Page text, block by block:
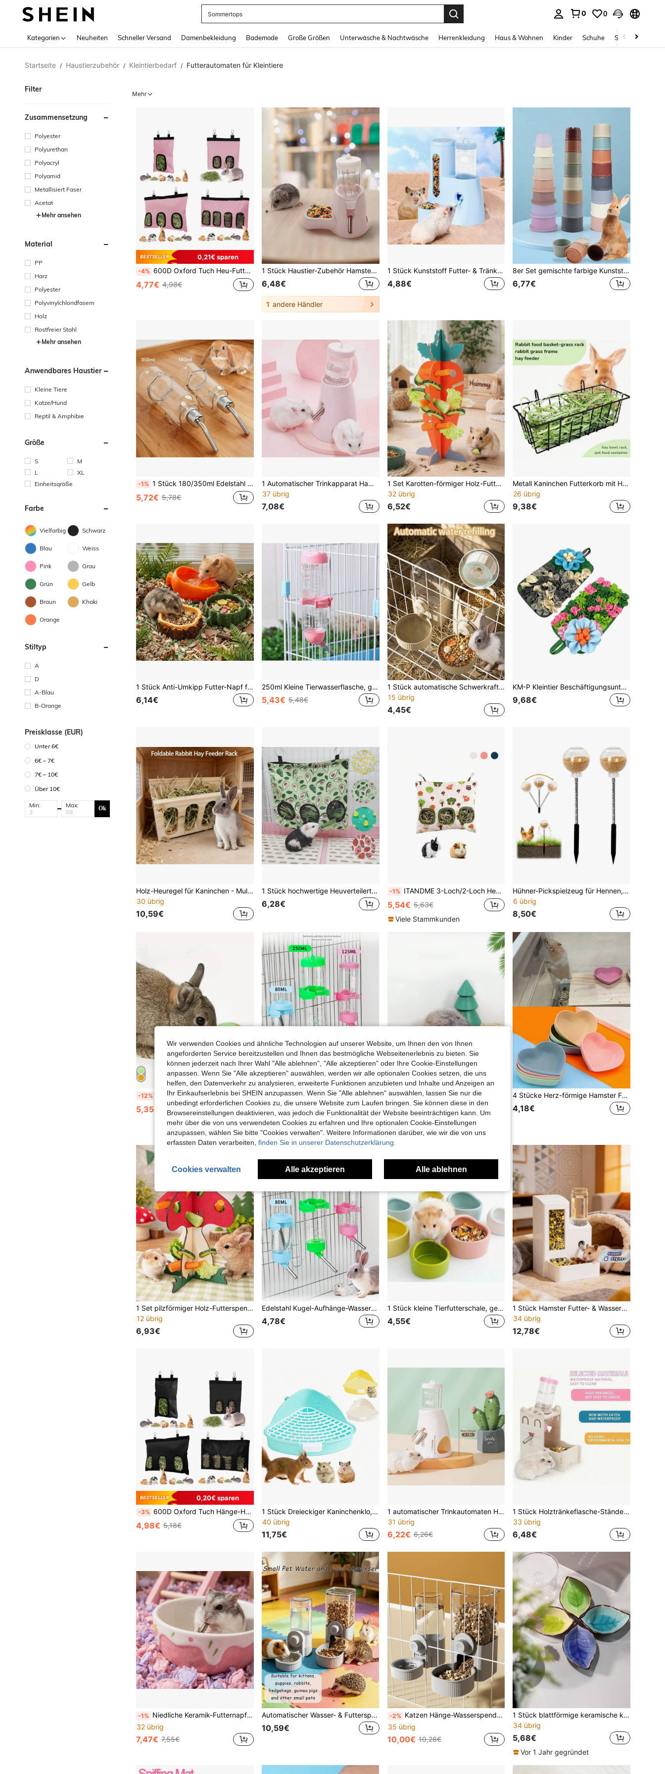
Sommertops
0 0
Kategorien Neuheiten Schneller Versand Damenbekleidung Bademode Große Größen Unterwäsche & Nachtwäsche Herrenkleidung Haus & Wohnen Kinder Schuhe Schmuck &
Startseite / Haustierzubehör / Kleintierbedarf / Futterautomaten für Kleintiere
Filter
Zusammensetzung
Polyester
Polyurethan
Polyacryl
Polyamid
Metallisiert Faser
Acetat
Mehr ansehen
Material
PP
Harz
Polyester
Polyvinylchloridfasern
Holz
Rostfreier Stahl
Mehr ansehen
Anwendbares Haustier
Kleine Tiere
Katze/Hund
Reptil & Amphibie
Größe
S
M
L
XL
Einheitsgröße
Farbe
Vielfarbig Schwarz
Blau Weiss
Pink Grau
Grün Gelb
Braun Khaki
Orange
Stiltyp
A
D
A-Blau
B-Orange
Preisklasse (EUR)
Unter 6€
6€ – 7€
7€ – 10€
Über 10€
Min: Max: Ok
Mehr
0,21€ sparen
-4% 600D Oxford Tuch Heu-Futternapf für Kaninchen, rosa Farbe, hängender Stil Heu-Aufbewahrungstasche geeignet für Kaninchen, Hamster und andere Kleintiere
4,77€ 4,98€
1 Stück Haustier-Zubehör Hamster Tränke Futter-Brunnen für Kleintiere, Hamster Wasserflasche Halter
6,48€
1 andere Händler
1 Stück Kunststoff Futter- & Tränkeautomat, geeignet für Hamster, Vögel, 2-in-1 automatisch, auslaufsicher, großes Fassungsvermögen, leises Design, bissresistent, abnehmbar und einfach zu reinigen, Schwerkraft-Design
4,88€
8er Set gemischte farbige Kunststoff-Stapelbecher - kognitives sensorisches Stapelspielzeug geeignet für Kaninchen, Hamster, kleine Haustiere, interaktives Intelligenzspiel mit Snackbecher-Funktion, Indoor-Spiel, perfekt als Oster- und Frühlingsgeschenk
6,77€
-1% 1 Stück 180/350ml Edelstahl Kugel Hänge Wasserflasche, automatischer Tiertränker, auslaufsicher leises Trinknapf, geeignet für Hamster, Kaninchen, Katzen, Hunde, käfigmontiertes tragbares Haustierzubehör
5,72€ 5,78€
1 Automatischer Trinkapparat Hamster Wasserflasche mit dreidimensionalen Kleintierwasserflasche, Hängend Automatischer Kleintiertränker, Versteckter Raum, Auslaufsicher
37 übrig
7,08€
1 Set Karotten-förmiger Holz-Futterständer für Haustiere, Gemüse-Futterständer für kleine Tiere, Kaninchen/Meerschweinchen interaktiver Snack-Ständer, Futterspender, Gemüse/Heu/Blatt-Fütterungsständer, dekorative Fütterungsvorrichtung für Kleintiere, abnehmbarer Gemüseständer, Fütterungszubehör für Kleintiere, Geschenk für Haustierbesitzer
32 übrig
6,52€
Metall Kaninchen Futterkorb mit Heuraufe, Gitterdesign - Erhöhte Heuraufe für Kleintiere, robuster Käfig mit auslaufsicherer Konstruktion für einfache Reinigung, Fütterungsstation für Haustiere | zylindrischer Drahtrahmen | stabile und robuste Struktur, Kaninchenfutterkrippe
26 übrig
9,38€
1 Stück Anti-Umkipp Futter-Napf für Kleintiere, auslaufsicher PVC Futter- und Wasserschale, dekorativer Futternapf geeignet für Hamster, Kaninchen und Meerschweinchen, passend für Käfigumgebung
6,14€
250ml Kleine Tierwasserflasche, geeignet für kleine Haustiere/Kaninchen/Frettchen/Hamster/Meerschweinchen, Hamster Wasserspender, bissfeste Kaninchen-Eichhörnchen-Näpfe, Haustierzubehör, Käfig-Accessoires
5,43€ 5,48€
1 Stück automatische Schwerkraft-Haustier-Wasserflasche & Futterspender, geeignet für kleine Tiere wie Kaninchen, Meerschweinchen, Hase, Frettchen, Welpen, Katzen, platzsparende auslaufsichere abnehmbare Trink- & Fressschale, käfigmontierte Trink- & Fressstation, Premium-Käfigzubehör
15 übrig
4,45€
KM-P Kleintier Beschäftigungsunterlage, geeignet für Kaninchen, Igel, Meerschweinchen, mit süßem Blumenmuster, Beschäftigungsfutter Pad
9,68€
Holz-Heuregel für Kaninchen - Multifunktionale Futtertroge, geeignet für Kaninchen, Meerschweinchen und andere kleine Haustiere
30 übrig
10,59€
1 Stück hochwertige Heuverteilertasche aus Oxfordgewebe mit Avocado-/Erdbeere-/Bananen-Muster mit Metallverschluss, geeignet für Hamster, Kaninchen und andere kleine Haustiere, hält den Käfig sauber und verhindert Heuverschwendung, verschiedene Muster und Farben erhältlich, ganzjährige Verwendung
6,28€
-1% ITANDME 3-Loch/2-Loch Heu-Futternapf für Kaninchen, bissfest, Meerschweinchen Heu-Aufbewahrungstasche - große Kapazität, leicht zu reinigen - süßes Design, Fütterungstasche für Kleintiere geeignet für Meerschweinchen, Kaninchen usw.
5,54€ 5,63€
Viele Stammkunden
Hühner-Pickspielzeug für Hennen, Geflügel, Enten und Papageien - interaktive Schaukel-Futterstation mit Feder und Bodenstab; Feder-Aktions-Puzzlespielzeug für Küken; geeignet als Stallzubehör und Futterstationen für Käfig- oder Freilandhühner
6 übrig
8,50€
-12% Grün/Gelb/Blau Kleintier Spielzeugball, Kaninchen Leckerli Ball, Langsamer Futterspender, Kaninchen Langsamer Futterspender, Meerschweinchen Zuckergleiter Puzzle Spielzeug Karotten Muster Ball Haustier Futterspender auslaufsicher, Kleintier Leckerli Ball, Kaninchen Futterball, Haustier Nagetier Zubehör
5,35€ 6,08€
Edelstahl Anti-Leck Kugellager Wasserspender, Hängende Wasserflasche - (Zufällige Farbe) - Um Ihre Haustiere zu hydratisieren - Leuchtende Farben, langanhaltend und einfach zu reinigen, geeignet für Hamster, Kaninchen und andere Kleintiere
4,88€
1 andere Händler
39 übrig
4,88€
4 Stücke Herz-förmige Hamster Futter Schüssel & Wasser Tasse - Robustes Kunststoff Anti-Kipp Design, Mehrfarbige Optionen geeignet für Kaninchen, Rennmäuse, Katzen, Hunde - Kleine Haustier Futter Schüssel & Wasser Spender, Hamster Zubehör, Lebendige Haustier Artikel, Leicht zu reinigende Materialien, Haustier Futter, Kleine Haustier Zubehör, Hamster Futter Schüssel, Meerschweinchen Zubehör
4,18€
1 Set pilzförmiger Holz-Futterspender für Haustiere, geeignet für Kaninchen/Meerschweinchen/Hamster/Katzen, dekorative Fütterungseinrichtung für kleine Haustiere, interaktive Fütterungsstation, Gemüse-/Heu-/Blatt-Fütterungsständer, abnehmbarer Gemüseständer, Fütterungszubehör für kleine Tiere, perfektes Geschenk für Haustierbesitzer
12 übrig
6,93€
Edelstahl Kugel-Aufhänge-Wasserflasche/Wasserspender für Ihr Haustier (zufällige Farbe) - Auslaufsicher, leuchtende Farben, langanhaltend und leicht zu reinigen, geeignet für kleine Haustiere wie Hamster, Kaninchen, etc.
4,78€
1 Stück kleine Tierfutterschale, geeignet für Hamster, Vögel, Papageien, leicht zu reinigen, kippsichere Konstruktion
4,55€
1 Stück Hamster Futter- & Wassernapf, auslaufsicherer Trinkbrunnen, All-in-One Hamster Fressnapf & Wasserspender, auslaufsicher multifunktional
34 übrig
12,78€
0,20€ sparen
-3% 600D Oxford Tuch Hänge-Heuautomat für Kaninchen, geeignet für Kaninchen und andere Kleintiere
4,98€ 5,18€
1 Stück Dreieckiger Kaninchenklo, Kunststoff Ecktoilette für kleine Tiere, Kaninchen, Frettchen, Hamster, Chinchillas - Tierkäfig
40 übrig
11,75€
1 automatischer Trinkautomaten Hamsternapf mit dreidimensionalen Kleintier-Motiven, automatischer Trinkspender für kleine Tiere, versteckter Raum, auslaufsicher
31 übrig
6,22€ 6,26€
1 Stück Holztränkeflasche-Ständer für Zwerghamster, Mäuse und Igel geeignet
33 übrig
6,48€
-1% Niedliche Keramik-Futternapf mit Erdbeermuster, kippsicher mit glatter Glasur, kleiner Fressnapf für Hamster, Meerschweinchen, Rennmaus, Chinchilla, Futter- und Wasserspender
32 übrig
7,47€ 7,55€
Automatischer Wasser- & Futterspender für kleine Haustiere, hängende Schwerkraft-Fütterungsschale, abnehmbares Design, vollständig waschbar, auslaufsicher, einfache Installation, geeignet für Kätzchen, Welpen, Kaninchen, Igel, Meerschweinchen und andere kleine Haustiere
10,59€
-2% Katzen Hänge-Wasserspender, Hunde Wasserversorgung, Hänge-Käfig, Hunde Wasserschale, Kleine Futternapf für Haustiere, Katzen Napf, Automatischer Haustier-Futterspender
35 übrig
10,00€ 10,28€
1 Stück blattförmige keramische kleine Futternapf für Hamster, Meerschweinchen, Echsen, schwer umzustoßen
34 übrig
5,68€
Vor 1 Jahr gegründet
Wir verwenden Cookies und ähnliche Technologien auf unserer Website, um Ihnen den von Ihnen
angeforderten Service bereitzustellen und Ihnen das bestmögliche Webseitenerlebnis zu bieten. Sie
können jederzeit nach Ihrer Wahl "Alle ablehnen", "Alle akzeptieren" oder Ihre Cookie-Einstellungen
anpassen. Wenn Sie "Alle akzeptieren" auswählen, werden wir alle optionalen Cookies setzen, die uns
helfen, den Datenverkehr zu analysieren, erweiterte Funktionen anzubieten und Inhalte und Anzeigen an
Ihr Einkaufserlebnis bei SHEIN anzupassen. Wenn Sie "Alle ablehnen" auswählen, lassen Sie nur die
unbedingt erforderlichen Cookies zu, die unsere Website zum Laufen bringen. Sie können diese in den
Browsereinstellungen deaktivieren, was jedoch die Funktionalität der Website beeinträchtigen kann. Um
mehr über die von uns verwendeten Cookies zu erfahren und Ihre optionalen Cookie-Einstellungen
anzupassen, wählen Sie bitte "Cookies verwalten". Weitere Informationen darüber, wie wir die von uns
erfassten Daten verarbeiten, finden Sie in unserer Datenschutzerklärung.
Cookies verwalten Alle akzeptieren Alle ablehnen